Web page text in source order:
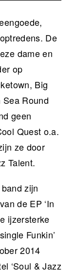
De
dame en
op
Big
Round
geen
Quest o.a.
ze door
Talent.
zijn
de EP ‘In
ijzersterke
Funkin’
2014
‘Soul & Jazz